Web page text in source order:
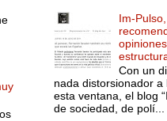
Im-
Con un
nada distorsionador
esta ventana, el blog
de sociedad, de polí...